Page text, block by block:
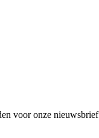
voor onze nieuwsbrief